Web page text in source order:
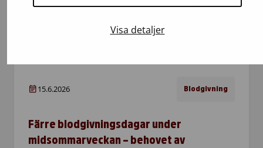
Visa detaljer
15.6.2026 Blodgivning
Färre blodgivningsdagar under
midsommarveckan – behovet av